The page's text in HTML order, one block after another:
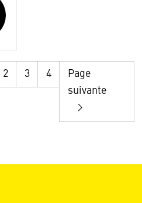
2 3 4
Page
suivante